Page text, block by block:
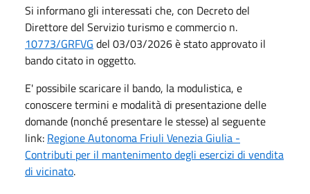
Si informano gli interessati che, con Decreto del
Direttore del Servizio turismo e commercio n.
10773/GRFVG del 03/03/2026 è stato approvato il
bando citato in oggetto.
E' possibile scaricare il bando, la modulistica, e
conoscere termini e modalità di presentazione delle
domande (nonché presentare le stesse) al seguente
link: Regione Autonoma Friuli Venezia Giulia -
Contributi per il mantenimento degli esercizi di vendita
di vicinato.